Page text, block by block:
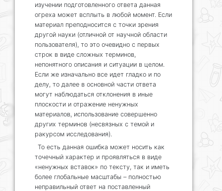
изучении подготовленного ответа данная
огреха может всплыть в любой момент. Если
материал преподносится с точки зрения
другой науки (отличной от научной области
пользователя), то это очевидно с первых
строк в виде сложных терминов,
непонятного описания и ситуации в целом.
Если же изначально все идет гладко и по
делу, то далее в основной части ответа
могут наблюдаться отклонения в иные
плоскости и отражение ненужных
материалов, использование совершенно
других терминов (несвязных с темой и
ракурсом исследования).
То есть данная ошибка может носить как
точечный характер и проявляться в виде
«ненужных вставок» по тексту, так и иметь
более глобальные масштабы – полностью
неправильный ответ на поставленный